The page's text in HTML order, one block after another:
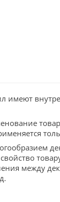
имеют
между